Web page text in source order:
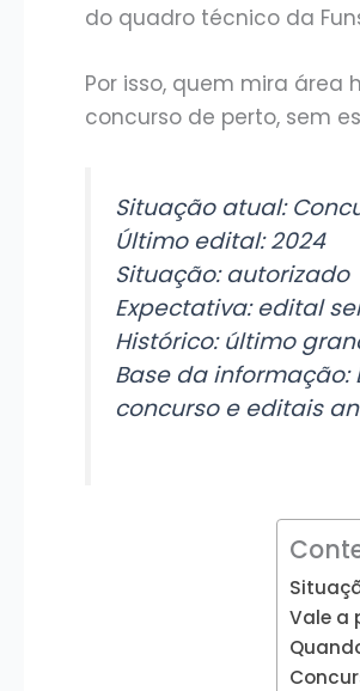
do quadro técnico da
Por isso, quem mira
concurso de perto, sem
Situação atual:
Último edital: 2024
Situação: autorizado
Expectativa: edital
Histórico: último
Base da
concurso e editais
Vale a